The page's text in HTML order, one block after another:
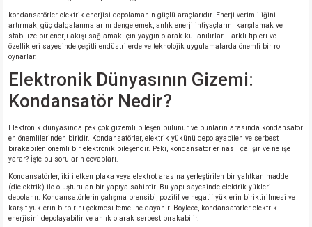
kondansatörler elektrik enerjisi depolamanın güçlü araçlarıdır. Enerji verimliliğini
artırmak, güç dalgalanmalarını dengelemek, anlık enerji ihtiyaçlarını karşılamak ve
stabilize bir enerji akışı sağlamak için yaygın olarak kullanılırlar. Farklı tipleri ve
özellikleri sayesinde çeşitli endüstrilerde ve teknolojik uygulamalarda önemli bir rol
oynarlar.
Elektronik Dünyasının Gizemi:
Kondansatör Nedir?
Elektronik dünyasında pek çok gizemli bileşen bulunur ve bunların arasında kondansatör
en önemlilerinden biridir. Kondansatörler, elektrik yükünü depolayabilen ve serbest
bırakabilen önemli bir elektronik bileşendir. Peki, kondansatörler nasıl çalışır ve ne işe
yarar? İşte bu soruların cevapları.
Kondansatörler, iki iletken plaka veya elektrot arasına yerleştirilen bir yalıtkan madde
(dielektrik) ile oluşturulan bir yapıya sahiptir. Bu yapı sayesinde elektrik yükleri
depolanır. Kondansatörlerin çalışma prensibi, pozitif ve negatif yüklerin biriktirilmesi ve
karşıt yüklerin birbirini çekmesi temeline dayanır. Böylece, kondansatörler elektrik
enerjisini depolayabilir ve anlık olarak serbest bırakabilir.